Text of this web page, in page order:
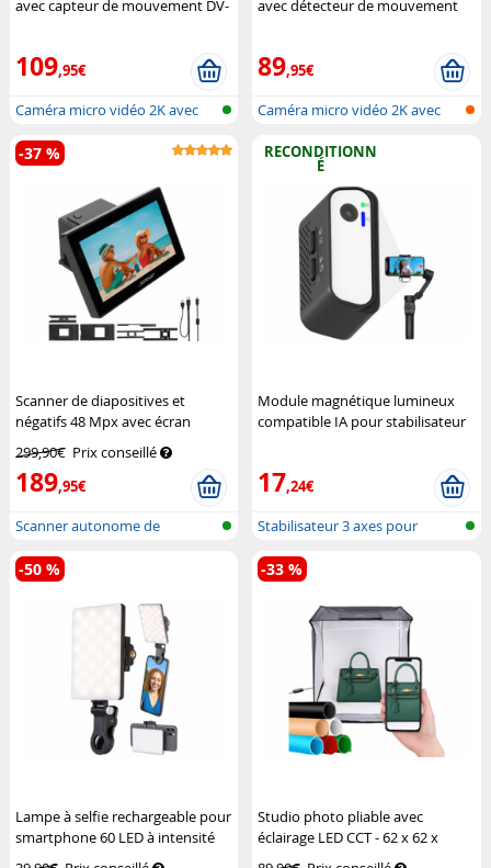
avec capteur de mouvement DV-
109,95€
Caméra micro vidéo 2K avec
wifi, à...
avec détecteur de mouvement
89,95€
Caméra micro vidéo 2K avec
Scanner de diapositives et
négatifs 48 Mpx avec écran
299,90€ Prix conseillé
189,95€
-37 %
Scanner autonome de
diapositives, n...
RECONDITIONN
É
Module magnétique lumineux
compatible IA pour stabilisateur
17,24€
Stabilisateur 3 axes pour
smartphon...
Lampe à selfie rechargeable pour
smartphone 60 LED à intensité
-50 %
Studio photo pliable avec
éclairage LED CCT - 62 x 62 x
-33 %